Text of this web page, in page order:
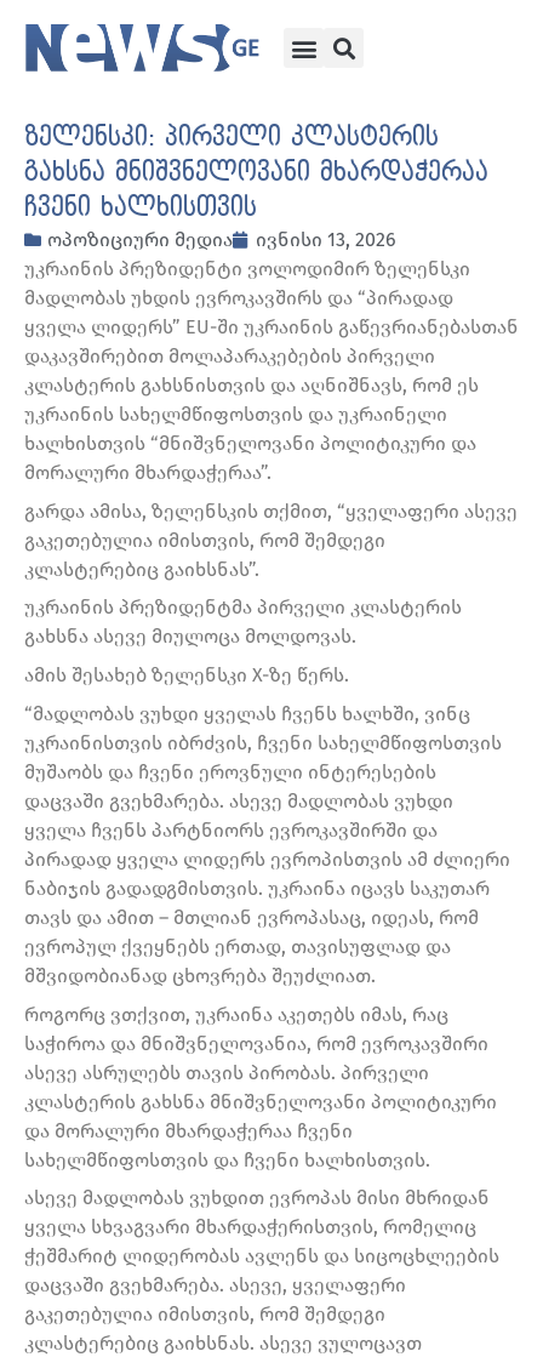
ზელენსკი: პირველი კლასტერის
გახსნა მნიშვნელოვანი მხარდაჭერაა
ჩვენი ხალხისთვის
ოპოზიციური მედია
ივნისი 13, 2026
უკრაინის პრეზიდენტი ვოლოდიმირ ზელენსკი
მადლობას უხდის ევროკავშირს და “პირადად
ყველა ლიდერს” EU-ში უკრაინის გაწევრიანებასთან
დაკავშირებით მოლაპარაკებების პირველი
კლასტერის გახსნისთვის და აღნიშნავს, რომ ეს
უკრაინის სახელმწიფოსთვის და უკრაინელი
ხალხისთვის “მნიშვნელოვანი პოლიტიკური და
მორალური მხარდაჭერაა”.
გარდა ამისა, ზელენსკის თქმით, “ყველაფერი ასევე
გაკეთებულია იმისთვის, რომ შემდეგი
კლასტერებიც გაიხსნას”.
უკრაინის პრეზიდენტმა პირველი კლასტერის
გახსნა ასევე მიულოცა მოლდოვას.
ამის შესახებ ზელენსკი X-ზე წერს.
“მადლობას ვუხდი ყველას ჩვენს ხალხში, ვინც
უკრაინისთვის იბრძვის, ჩვენი სახელმწიფოსთვის
მუშაობს და ჩვენი ეროვნული ინტერესების
დაცვაში გვეხმარება. ასევე მადლობას ვუხდი
ყველა ჩვენს პარტნიორს ევროკავშირში და
პირადად ყველა ლიდერს ევროპისთვის ამ ძლიერი
ნაბიჯის გადადგმისთვის. უკრაინა იცავს საკუთარ
თავს და ამით – მთლიან ევროპასაც, იდეას, რომ
ევროპულ ქვეყნებს ერთად, თავისუფლად და
მშვიდობიანად ცხოვრება შეუძლიათ.
როგორც ვთქვით, უკრაინა აკეთებს იმას, რაც
საჭიროა და მნიშვნელოვანია, რომ ევროკავშირი
ასევე ასრულებს თავის პირობას. პირველი
კლასტერის გახსნა მნიშვნელოვანი პოლიტიკური
და მორალური მხარდაჭერაა ჩვენი
სახელმწიფოსთვის და ჩვენი ხალხისთვის.
ასევე მადლობას ვუხდით ევროპას მისი მხრიდან
ყველა სხვაგვარი მხარდაჭერისთვის, რომელიც
ჭეშმარიტ ლიდერობას ავლენს და სიცოცხლეების
დაცვაში გვეხმარება. ასევე, ყველაფერი
გაკეთებულია იმისთვის, რომ შემდეგი
კლასტერებიც გაიხსნას. ასევე ვულოცავთ